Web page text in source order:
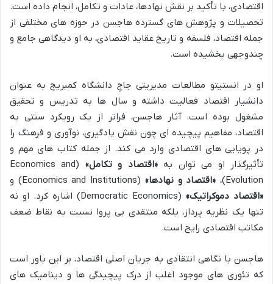
اقتصادی، با تأکید بر نقش نهادها، عادات و تکامل، انجام داده است.
تحصیلات و پژوهش های گسترده هاجسن در حوزه های مختلفی از
جمله اقتصاد، فلسفه و تاریخ عقاید اقتصادی، به او دیدگاهی جامع و
چندوجهی بخشیده است.
او در انستیتو مطالعات مدیریتی جاجِ دانشگاه کمبریج به عنوان
دانشیار اقتصاد فعالیت داشته و سال ها به تدریس و تحقیق
مشغول بوده است. آثار هاجسن، فراتر از یک رویکرد سنتی به
اقتصاد، مفاهیم پیچیده ای چون نقش یادگیری، نوآوری و فرهنگ را
در پویایی های اقتصادی وارد می کند. از جمله کتاب های مهم و
تأثیرگذار او می توان به«اقتصاد و تکامل»
(Economics and
Evolution)،
«اقتصاد و نهادها» (Economics and Institutions) و
«اقتصاد دموکراتیک»
(Democratic Economics) اشاره کرد. او نه
تنها یک نظریه پرداز، بلکه منتقدی بی پروا نسبت به نقاط ضعف
مکاتب اقتصادی رایج است.
هاجسن با نگاهی انتقادی به جریان اصلی اقتصاد، بر این باور است
که تئوری های موجود اغلب از درک پیچیدگی ها و دینامیک های